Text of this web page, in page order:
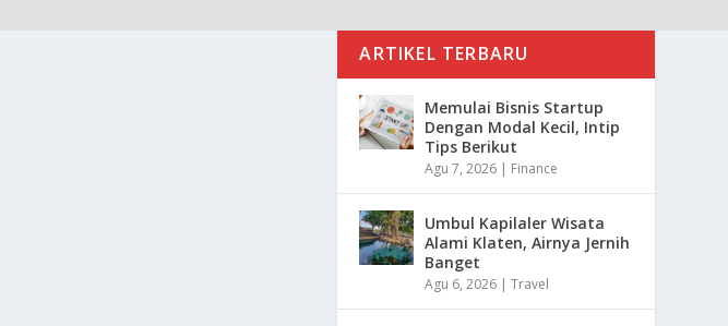
ARTIKEL TERBARU
Memulai Bisnis Startup
Dengan Modal Kecil, Intip
Tips Berikut
Agu 7, 2026 | Finance
Umbul Kapilaler Wisata
Alami Klaten, Airnya Jernih
Banget
Agu 6, 2026 |Travel